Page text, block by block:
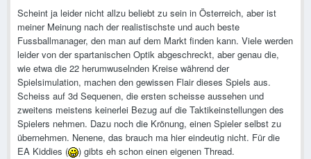
Scheint ja leider nicht allzu beliebt zu sein in Österreich, aber ist
meiner Meinung nach der realistischste und auch beste
Fussballmanager, den man auf dem Markt finden kann. Viele werden
leider von der spartanischen Optik abgeschreckt, aber genau die,
wie etwa die 22 herumwuselnden Kreise während der
Spielsimulation, machen den gewissen Flair dieses Spiels aus.
Scheiss auf 3d Sequenen, die ersten scheisse aussehen und
zweitens meistens keinerlei Bezug auf die Taktikeinstellungen des
Spielers nehmen. Dazu noch die Krönung, einen Spieler selbst zu
übernehmen. Nenene, das brauch ma hier eindeutig nicht. Für die
EA Kiddies (
) gibts eh schon einen eigenen Thread.